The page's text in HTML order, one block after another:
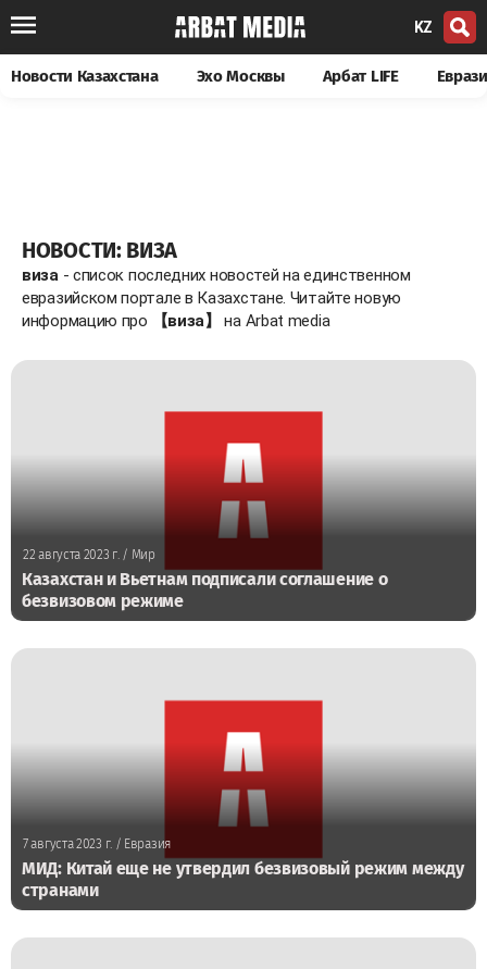
KZ
Новости Казахстана Эхо Москвы Арбат LIFE
НОВОСТИ: ВИЗА
виза - список последних новостей на единственном
евразийском портале в Казахстане. Читайте новую
информацию про
【виза】 на Arbat media
22 августа 2023 г./ Мир
Казахстан и Вьетнам подписали соглашение о
безвизовом режиме
7 августа 2023 г./ Евразия
МИД: Китай еще не утвердил безвизовый режим между
странами